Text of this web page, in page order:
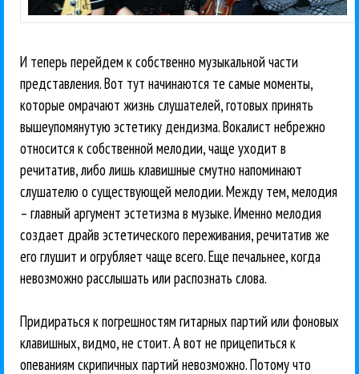
И теперь перейдем к собственно музыкальной части
представления. Вот тут начинаются те самые моменты,
которые омрачают жизнь слушателей, готовых принять
вышеупомянутую эстетику дендизма. Вокалист небрежно
относится к собственной мелодии, чаще уходит в
речитатив, либо лишь клавишные смутно напоминают
слушателю о существующей мелодии. Между тем, мелодия
– главный аргумент эстетизма в музыке. Именно мелодия
создает драйв эстетического переживания, речитатив же
его глушит и огрубляет чаще всего. Еще печальнее, когда
невозможно расслышать или распознать слова.
Придираться к погрешностям гитарных партий или фоновых
клавишных, видмо, не стоит. А вот не прицепиться к
опеваниям скрипичных партий невозможно. Потому что